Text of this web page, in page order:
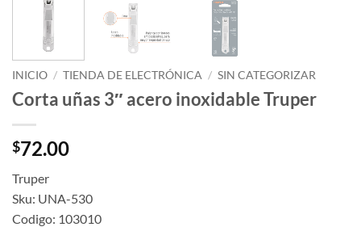
INICIO / TIENDA DE ELECTRÓNICA / SIN CATEGORIZAR
Corta uñas 3″ acero inoxidable Truper
$72.00
Truper
Sku: UNA-530
Codigo: 103010